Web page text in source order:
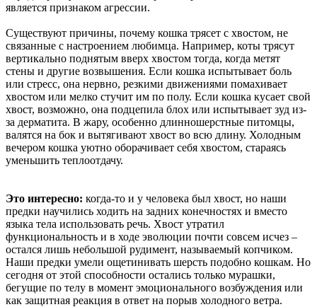
является признаком агрессии.
Существуют причины, почему кошка трясет с хвостом, не
связанные с настроением любимца. Например, коты трясут
вертикально поднятым вверх хвостом тогда, когда метят
стены и другие возвышения. Если кошка испытывает боль
или стресс, она нервно, резкими движениями помахивает
хвостом или мелко стучит им по полу. Если кошка кусает свой
хвост, возможно, она подцепила блох или испытывает зуд из-
за дерматита. В жару, особенно длинношерстные питомцы,
валятся на бок и вытягивают хвост во всю длину. Холодным
вечером кошка уютно оборачивает себя хвостом, стараясь
уменьшить теплоотдачу.
Это интересно: когда-то и у человека был хвост, но наши
предки научились ходить на задних конечностях и вместо
языка тела использовать речь. Хвост утратил
функциональность и в ходе эволюции почти совсем исчез –
остался лишь небольшой рудимент, называемый копчиком.
Наши предки умели ощетинивать шерсть подобно кошкам. Но
сегодня от этой способности остались только мурашки,
бегущие по телу в момент эмоционального возбуждения или
как защитная реакция в ответ на порыв холодного ветра.